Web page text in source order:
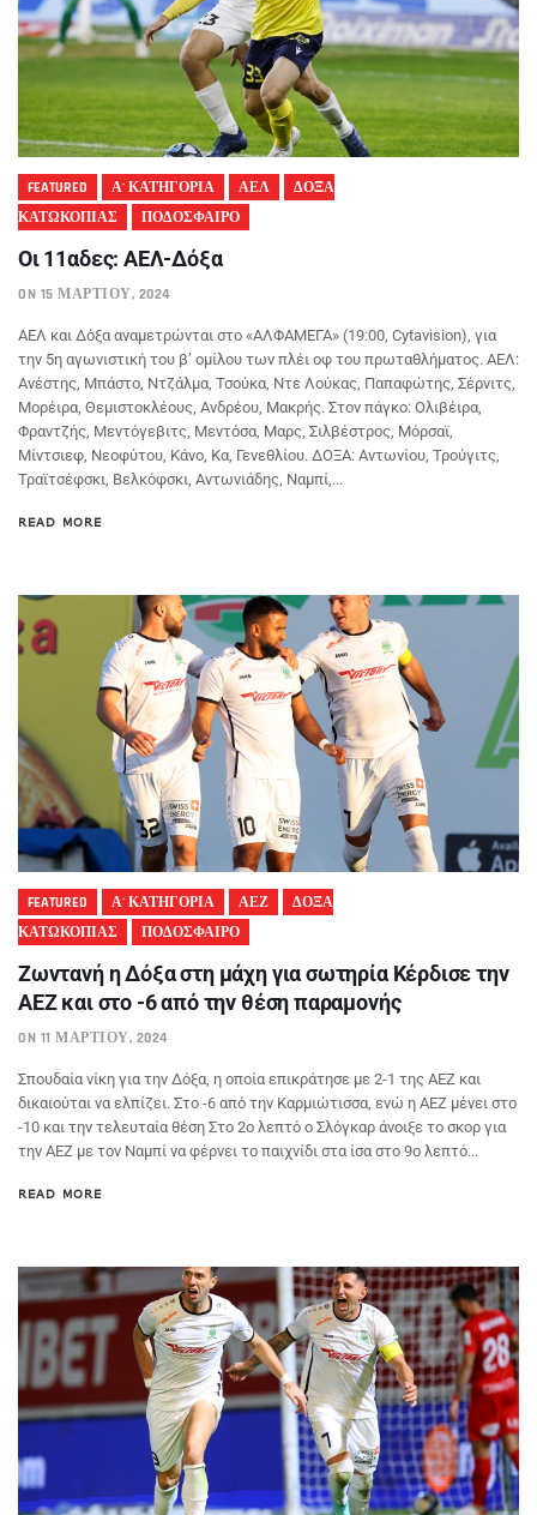
FEATURED Α' ΚΑΤΗΓΟΡΙΑ ΑΕΛ
ΔΟΞΑ
ΚΑΤΩΚΟΠΙΑΣ
ΠΟΔΟΣΦΑΙΡΟ
Οι 11αδες: ΑΕΛ-Δόξα
ON 15 ΜΑΡΤΊΟΥ, 2024
AEΛ και Δόξα αναμετρώνται στο «ΑΛΦΑΜΕΓΑ» (19:00, Cytavision), για
την 5η αγωνιστική του β’ ομίλου των πλέι οφ του πρωταθλήματος. ΑΕΛ:
Ανέστης, Μπάστο, Ντζάλμα, Τσούκα, Ντε Λούκας, Παπαφώτης, Σέρνιτς,
Μορέιρα, Θεμιστοκλέους, Ανδρέου, Μακρής. Στον πάγκο: Ολιβέιρα,
Φραντζής, Μεντόγεβιτς, Μεντόσα, Μαρς, Σιλβέστρος, Μόρσαϊ,
Μίντσιεφ, Νεοφύτου, Κάνο, Κα, Γενεθλίου. ΔΟΞΑ: Αντωνίου, Τρούγιτς,
Τραϊτσέφσκι, Βελκόφσκι, Αντωνιάδης, Ναμπί,...
READ MORE
FEATURED Α' ΚΑΤΗΓΟΡΙΑ ΑΕΖ
ΔΟΞΑ
ΚΑΤΩΚΟΠΙΑΣ
ΠΟΔΟΣΦΑΙΡΟ
Ζωντανή η Δόξα στη μάχη για σωτηρία Κέρδισε την
ΑΕΖ και στο -6 από την θέση παραμονής
ON 11 ΜΑΡΤΊΟΥ, 2024
Σπουδαία νίκη για την Δόξα, η οποία επικράτησε με 2-1 της ΑΕΖ και
δικαιούται να ελπίζει. Στο -6 από την Καρμιώτισσα, ενώ η ΑΕΖ μένει στο
-10 και την τελευταία θέση Στο 2ο λεπτό ο Σλόγκαρ άνοιξε το σκορ για
την ΑΕΖ με τον Ναμπί να φέρνει το παιχνίδι στα ίσα στο 9ο λεπτό...
READ MORE